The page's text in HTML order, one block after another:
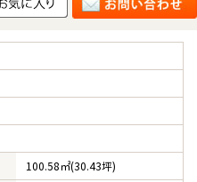
100.58㎡(30.43坪)